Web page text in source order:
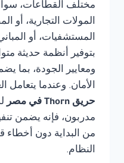
مختلف القطاعات،
المولات التجارية، أو
المستشفيات، أو
بتوفير أنظمة حديثة
ومعايير الجودة، بما
الأمان. وعندما يتعامل
حريق Thorn في مصر
مدربون، فإنه يضمن
من البداية دون أخطاء
النظام.